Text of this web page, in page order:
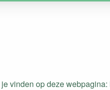
vinden op deze